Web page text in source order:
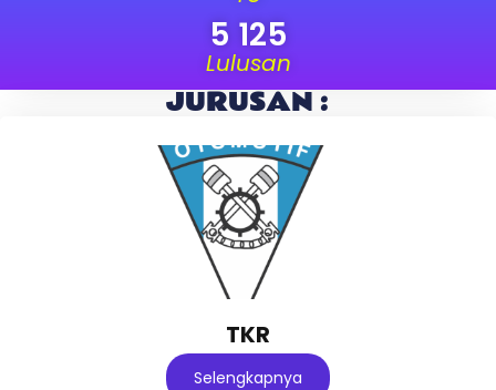
Lulusan
5 125
JURUSAN :
TKR
Selengkapnya